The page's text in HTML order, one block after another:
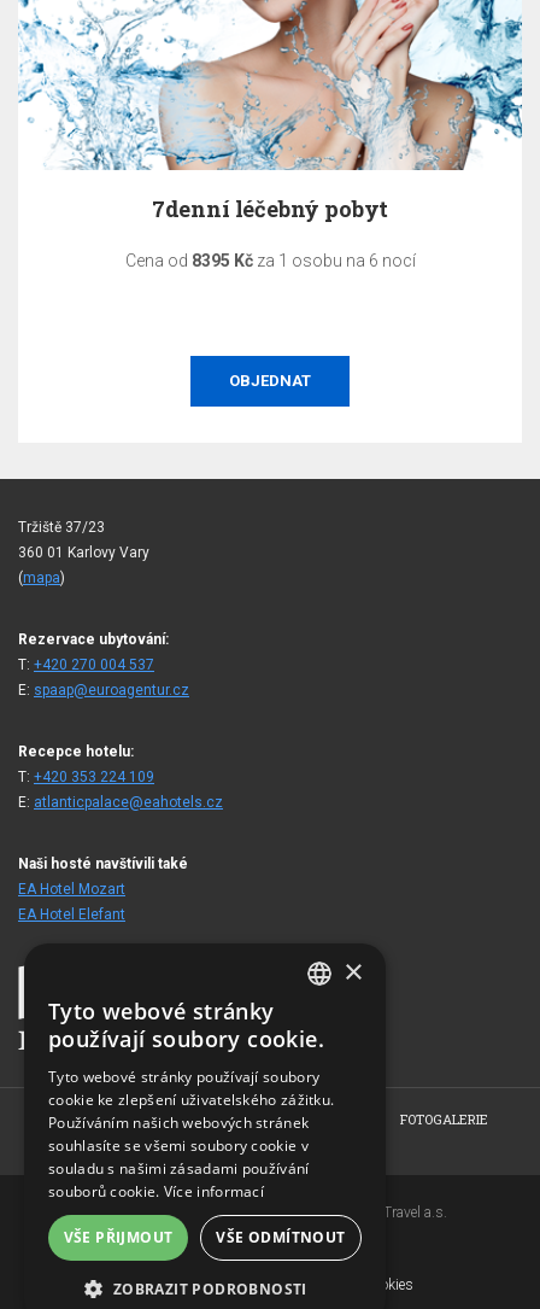
7denní léčebný pobyt
Cena od 8395 Kčza 1 osobu na 6 nocí
OBJEDNAT
Tržiště 37/23
360 01 Karlovy Vary
(mapa)
Rezervace ubytování:
T: +420 270 004 537
E: spaap@euroagentur.cz
Recepce hotelu:
T: +420 353 224 109
E: atlanticpalace@eahotels.cz
Naši hosté navštívili také
EA Hotel Mozart
EA Hotel Elefant
HOME O HOTELU POKOJE RESTAURACE
FOTOGALERIE
REZERVACE
KONTAKT
Copyright © 2007-2026 EuroAgentur Hotels&Travel a.s.
www.bezvapobyt.cz
Všeobecné podmínky rezervace
Deklarace o ochraně osobních údajů
Cookies
GERMAN
×
Tyto webové stránky
používají soubory cookie.
Tyto webové stránky používají soubory
cookie ke zlepšení uživatelského zážitku.
Používáním našich webových stránek
souhlasíte se všemi soubory cookie v
souladu s našimi zásadami používání
souborů cookie. Více informací
VŠE PŘIJMOUT VŠE ODMÍTNOUT
ZOBRAZIT PODROBNOSTI